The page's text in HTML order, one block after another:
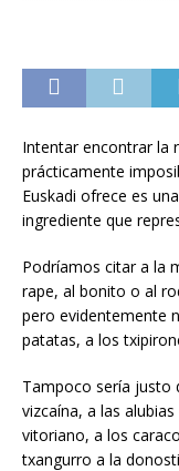
Intentar encontrar la
prácticamente
Euskadi ofrece es
ingrediente que
Podríamos citar a la
rape, al bonito o al
pero evidentemente
patatas, a los
Tampoco sería justo
vizcaína, a las
vitoriano, a los
txangurro a la